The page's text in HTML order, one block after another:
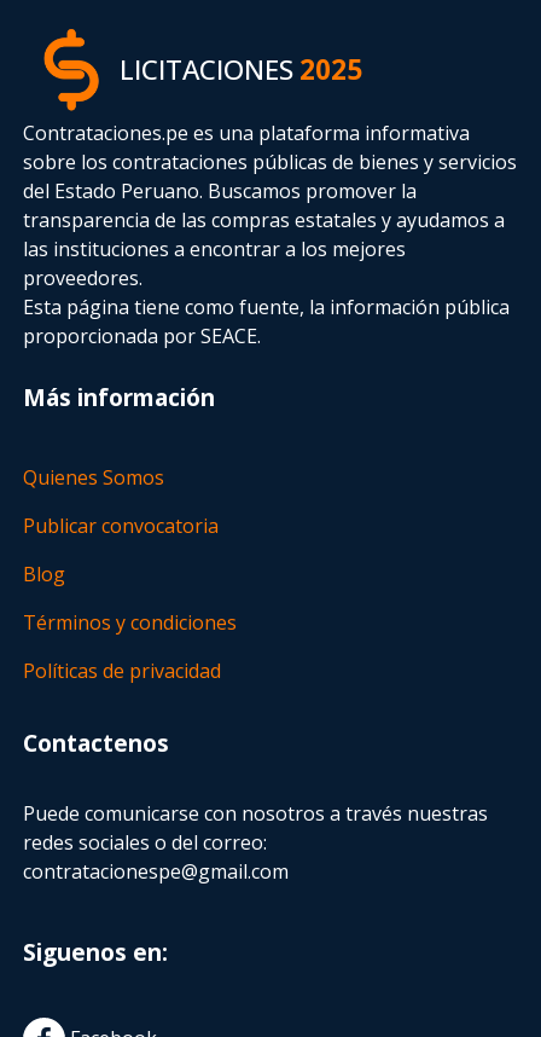
LICITACIONES2025
Contrataciones.pe es una plataforma informativa
sobre los contrataciones públicas de bienes y servicios
del Estado Peruano. Buscamos promover la
transparencia de las compras estatalesy ayudamos a
las instituciones a encontrar a los mejores
proveedores.
Esta página tiene como fuente, la información pública
proporcionada por SEACE.
Más información
Quienes Somos
Publicar convocatoria
Blog
Términos y condiciones
Políticas de privacidad
Contactenos
Puede comunicarse con nosotros a través nuestras
redes sociales o del correo:
contratacionespe@gmail.com
Siguenos en: